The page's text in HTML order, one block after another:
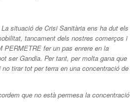
situació de Crisi Sanitària ens ha dut els
tancament dels nostres comerços i
PERMETRE fer un pas enrere en la
ser Gandia. Per tant, per molta gana que
tirar tot per terra en una concentració de
que no està permesa la concentració